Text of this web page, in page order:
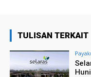
TULISAN TERKAIT